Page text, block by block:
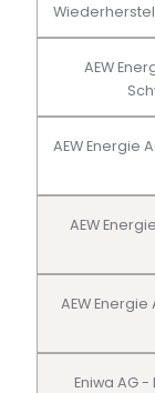
AEW
AEW Energie
AEW
AEW
Eniwa AG -